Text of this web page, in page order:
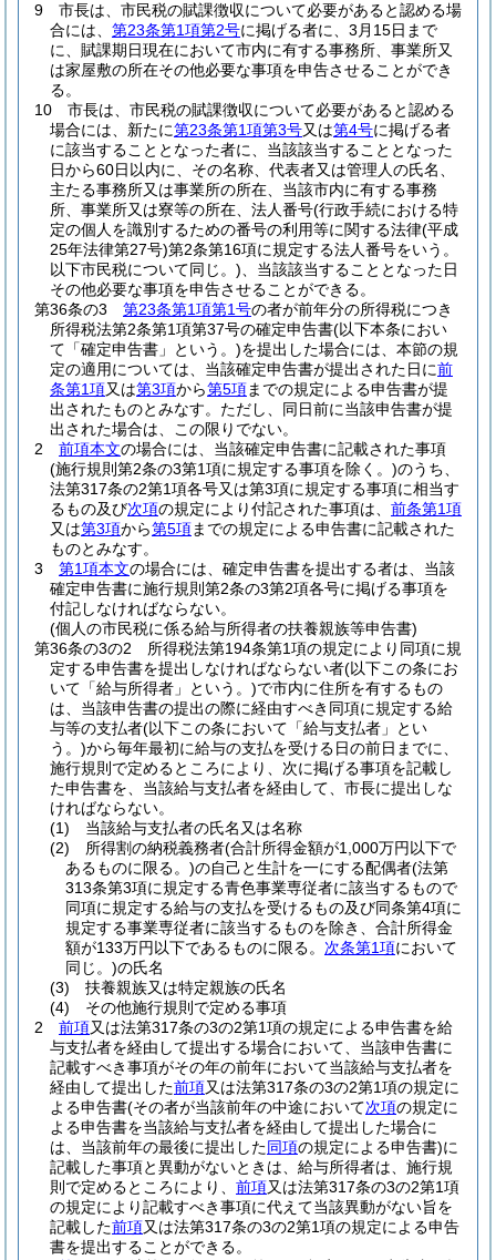
9
市長は、市民税の賦課徴収について必要があると認める場
合には、 第23条第1項第2号に掲げる者に、3月15日まで
に、賦課期日現在において市内に有する事務所、事業所又
は家屋敷の所在その他必要な事項を申告させることができ
る。
10
市長は、市民税の賦課徴収について必要があると認める
場合には、新たに第23条第1項第3号又は第4号に掲げる者
に該当することとなった者に、当該該当することとなった
日から60日以内に、その名称、代表者又は管理人の氏名、
主たる事務所又は事業所の所在、当該市内に有する事務
所、事業所又は寮等の所在、法人番号(行政手続における特
定の個人を識別するための番号の利用等に関する法律(平成
25年法律第27号)第2条第16項に規定する法人番号をいう。
以下市民税について同じ。) 、当該該当することとなった日
その他必要な事項を申告させることができる。
第36条の3
第23条第1項第1号の者が前年分の所得税につき
所得税法第2条第1項第37号の確定申告書(以下本条におい
て「確定申告書」という。)を提出した場合には、本節の規
定の適用については、当該確定申告書が提出された日に前
条第1項又は第3項から第5項までの規定による申告書が提
出されたものとみなす。 ただし、同日前に当該申告書が提
出された場合は、この限りでない。
2
前項本文の場合には、当該確定申告書に記載された事項
(施行規則第2条の3第1項に規定する事項を除く。)のうち、
法第317条の2第1項各号又は第3項に規定する事項に相当す
るもの及び次項の規定により付記された事項は、 前条第1項
又は第3項から第5項までの規定による申告書に記載された
ものとみなす。
3
第1項本文の場合には、確定申告書を提出する者は、当該
確定申告書に施行規則第2条の3第2項各号に掲げる事項を
付記しなければならない。
(個人の市民税に係る給与所得者の扶養親族等申告書)
第36条の3の2
所得税法第194条第1項の規定により同項に規
定する申告書を提出しなければならない者(以下この条にお
いて「給与所得者」という。)で市内に住所を有するもの
は、当該申告書の提出の際に経由すべき同項に規定する給
与等の支払者(以下この条において「給与支払者」とい
う。)から毎年最初に給与の支払を受ける日の前日までに、
施行規則で定めるところにより、次に掲げる事項を記載し
た申告書を、当該給与支払者を経由して、市長に提出しな
ければならない。
(1)
当該給与支払者の氏名又は名称
(2)
所得割の納税義務者(合計所得金額が1,000万円以下で
あるものに限る。)の自己と生計を一にする配偶者(法第
313条第3項に規定する青色事業専従者に該当するもので
同項に規定する給与の支払を受けるもの及び同条第4項に
規定する事業専従者に該当するものを除き、合計所得金
額が133万円以下であるものに限る。 次条第1項において
同じ。)の氏名
(3)
扶養親族又は特定親族の氏名
(4)
その他施行規則で定める事項
2
前項又は法第317条の3の2第1項の規定による申告書を給
与支払者を経由して提出する場合において、当該申告書に
記載すべき事項がその年の前年において当該給与支払者を
経由して提出した前項又は法第317条の3の2第1項の規定に
よる申告書(その者が当該前年の中途において次項の規定に
よる申告書を当該給与支払者を経由して提出した場合に
は、当該前年の最後に提出した同項の規定による申告書)に
記載した事項と異動がないときは、給与所得者は、施行規
則で定めるところにより、 前項又は法第317条の3の2第1項
の規定により記載すべき事項に代えて当該異動がない旨を
記載した前項又は法第317条の3の2第1項の規定による申告
書を提出することができる。